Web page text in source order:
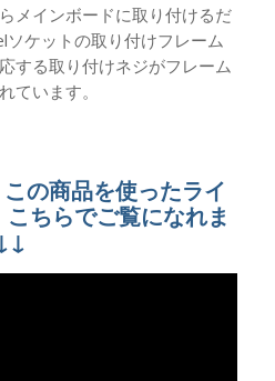
メインボードに取り付けるだ
ケットの取り付けフレーム
する取り付けネジがフレーム
ています。
商品を使ったライ
ちらでご覧になれま